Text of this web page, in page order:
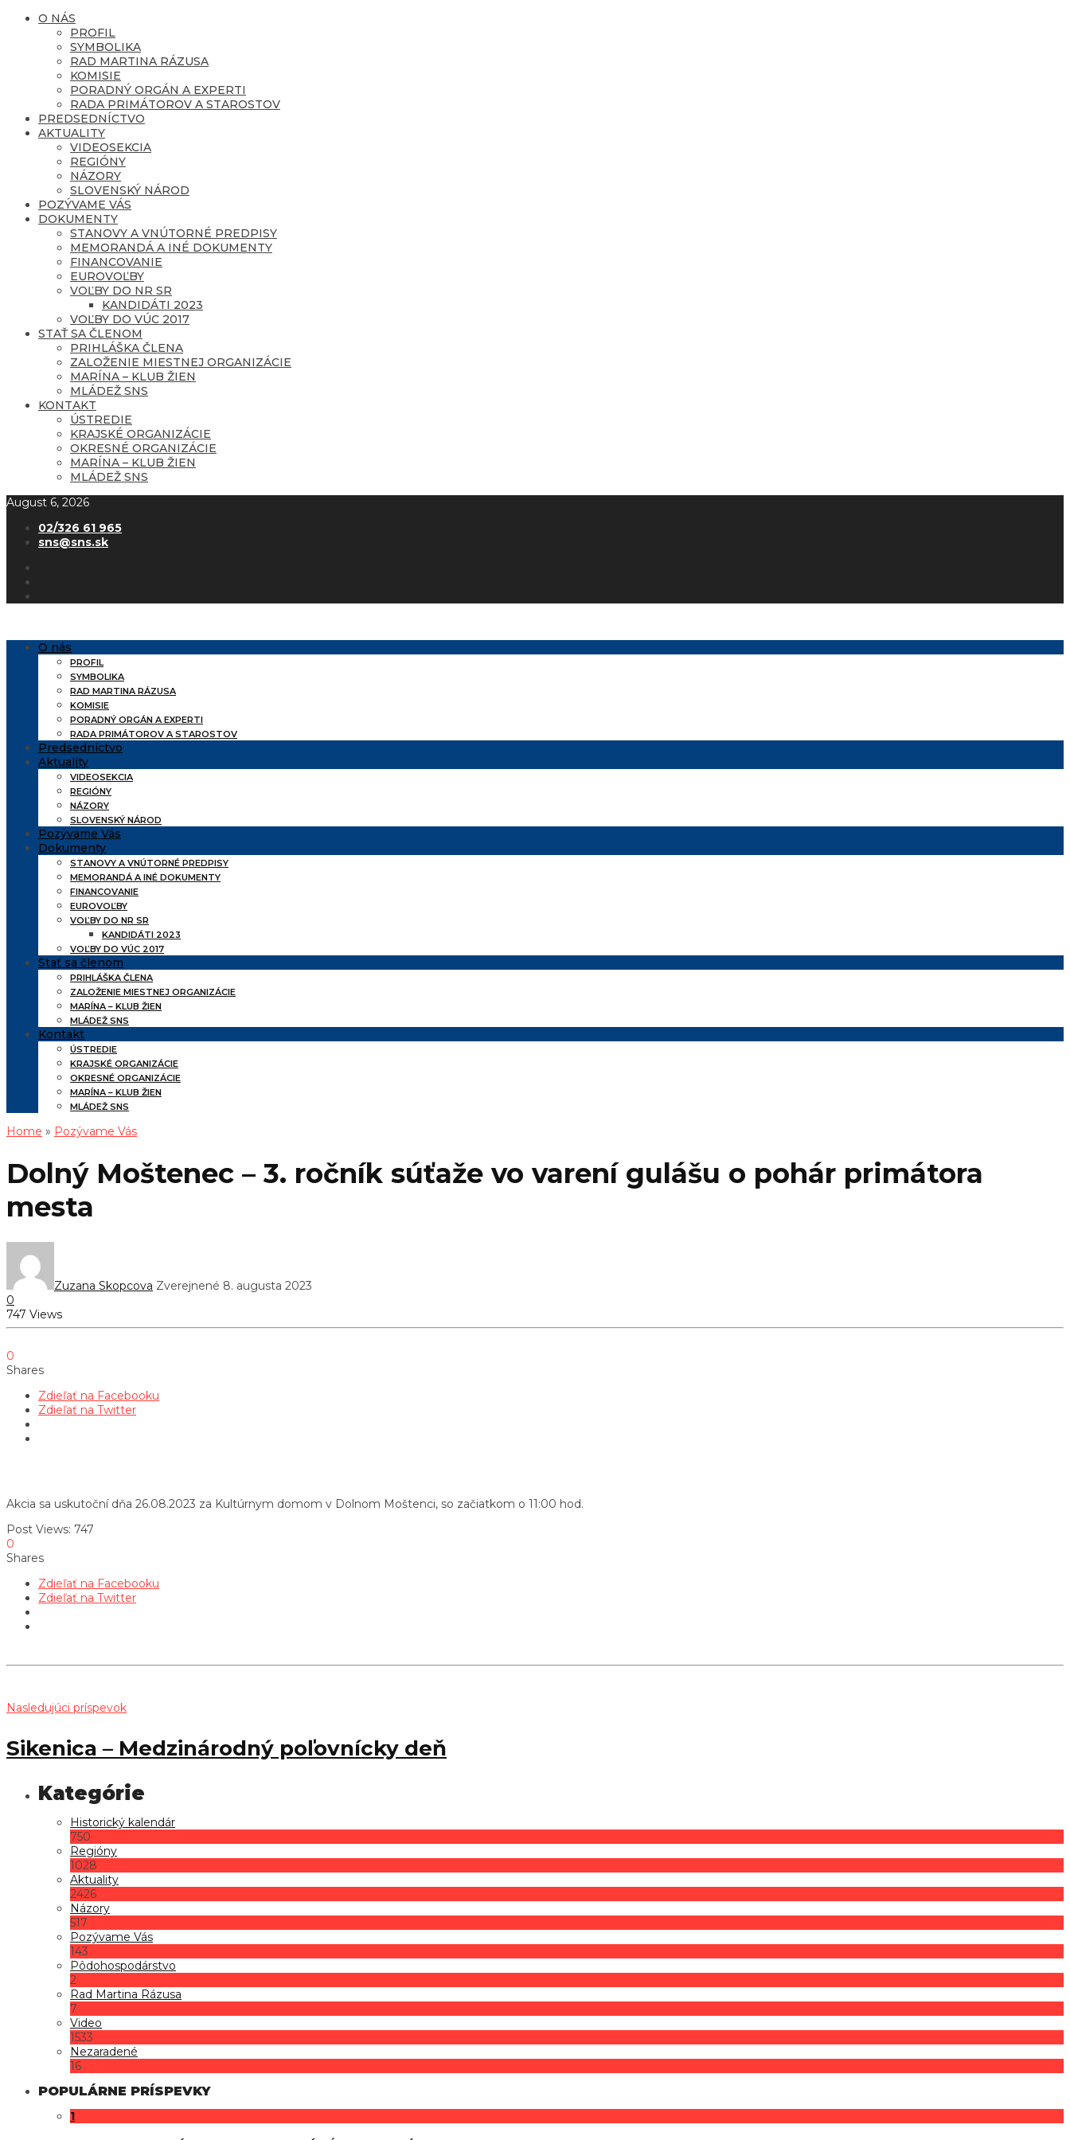
O NÁS
PROFIL
SYMBOLIKA
RAD MARTINA RÁZUSA
KOMISIE
PORADNÝ ORGÁN A EXPERTI
RADA PRIMÁTOROV A STAROSTOV
PREDSEDNÍCTVO
AKTUALITY
VIDEOSEKCIA
REGIÓNY
NÁZORY
SLOVENSKÝ NÁROD
POZÝVAME VÁS
DOKUMENTY
STANOVY A VNÚTORNÉ PREDPISY
MEMORANDÁ A INÉ DOKUMENTY
FINANCOVANIE
EUROVOĽBY
VOĽBY DO NR SR
KANDIDÁTI 2023
VOĽBY DO VÚC 2017
STAŤ SA ČLENOM
PRIHLÁŠKA ČLENA
ZALOŽENIE MIESTNEJ ORGANIZÁCIE
MARÍNA – KLUB ŽIEN
MLÁDEŽ SNS
KONTAKT
ÚSTREDIE
KRAJSKÉ ORGANIZÁCIE
OKRESNÉ ORGANIZÁCIE
MARÍNA – KLUB ŽIEN
MLÁDEŽ SNS
August 6, 2026
02/326 61 965
sns@sns.sk
O nás
PROFIL
SYMBOLIKA
RAD MARTINA RÁZUSA
KOMISIE
PORADNÝ ORGÁN A EXPERTI
RADA PRIMÁTOROV A STAROSTOV
Predsedníctvo
Aktuality
VIDEOSEKCIA
REGIÓNY
NÁZORY
SLOVENSKÝ NÁROD
Pozývame Vás
Dokumenty
STANOVY A VNÚTORNÉ PREDPISY
MEMORANDÁ A INÉ DOKUMENTY
FINANCOVANIE
EUROVOĽBY
VOĽBY DO NR SR
KANDIDÁTI 2023
VOĽBY DO VÚC 2017
Stať sa členom
PRIHLÁŠKA ČLENA
ZALOŽENIE MIESTNEJ ORGANIZÁCIE
MARÍNA – KLUB ŽIEN
MLÁDEŽ SNS
Kontakt
ÚSTREDIE
KRAJSKÉ ORGANIZÁCIE
OKRESNÉ ORGANIZÁCIE
MARÍNA – KLUB ŽIEN
MLÁDEŽ SNS
Home » Pozývame Vás
Dolný Moštenec – 3. ročník súťaže vo varení gulášu o pohár primátora
mesta
Zuzana Skopcova Zverejnené 8. augusta 2023
0
747 Views
0
Shares
Zdieľať na Facebooku
Zdieľať na Twitter
Akcia sa uskutoční dňa 26.08.2023 za Kultúrnym domom v Dolnom Moštenci, so začiatkom o 11:00 hod.
Post Views: 747
0
Shares
Zdieľať na Facebooku
Zdieľať na Twitter
Nasledujúci príspevok
Sikenica – Medzinárodný poľovnícky deň
Historický kalendár
750
Regióny
1028
Aktuality
2426
Názory
517
Pozývame Vás
143
Pôdohospodárstvo
2
Rad Martina Rázusa
7
Video
1533
Nezaradené
16
POPULÁRNE PRÍSPEVKY
1